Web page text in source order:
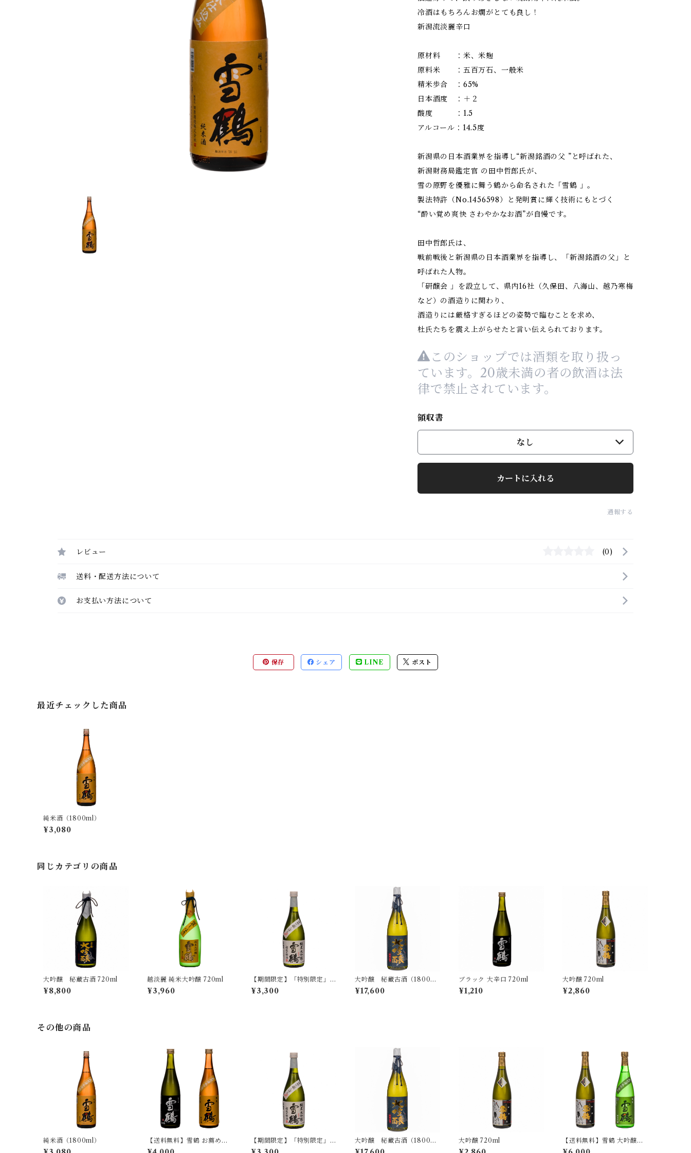
冷酒はもちろんお燗がとても良し！
新潟流淡麗辛口
原材料 ：米、米麹
原料米 ：五百万石、一般米
精米歩合 ：65%
日本酒度 ：＋２
酸度 ：1.5
アルコール：14.5度
新潟県の日本酒業界を指導し“新潟銘酒の父 ”と呼ばれた、
新潟財務局鑑定官 の田中哲郎氏が、
雪の原野を優雅に舞う鶴から命名された「雪鶴 」。
製法特許（No.1456598）と発明賞に輝く技術にもとづく
“酔い覚め爽快 さわやかなお酒”が自慢です。
田中哲郎氏は、
戦前戦後と新潟県の日本酒業界を指導し、「新潟銘酒の父」と
呼ばれた人物。
「研醸会 」を設立して、県内16社（久保田、八海山、越乃寒梅
など）の酒造りに関わり、
酒造りには厳格すぎるほどの姿勢で臨むことを求め、
杜氏たちを震え上がらせたと言い伝えられております。
このショップでは酒類を取り扱っ
ています。20歳未満の者の飲酒は法
律で禁止されています。
領収書
なし
カートに入れる
通報する
レビュー (0)
送料・配送方法について
お支払い方法について
保存 シェア LINE ポスト
最近チェックした商品
純米酒（1800ml）
¥3,080
同じカテゴリの商品
大吟醸 秘蔵古酒 720ml
¥8,800
越淡麗 純米大吟醸 720ml
¥3,960
【期間限定】「特別限定」
純米大吟醸 720ml
¥3,300
大吟醸 秘蔵古酒（1800m
l）
¥17,600
ブラック 大辛口 720ml
¥1,210
大吟醸 720ml
¥2,860
その他の商品
純米酒（1800ml）
【送料無料】雪鶴 お薦め辛
口飲み比べセット2本 720ml
【期間限定】「特別限定」
純米大吟醸 720ml
大吟醸 秘蔵古酒（1800m
l）
大吟醸 720ml
【送料無料】雪鶴 大吟醸・
純米吟醸飲み比べセット2本